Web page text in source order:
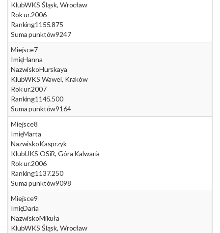
KlubWKS Śląsk, Wrocław
Rok ur.2006
Ranking1155.875
Suma punktów9247
Miejsce7
ImięHanna
NazwiskoHurskaya
KlubWKS Wawel, Kraków
Rok ur.2007
Ranking1145.500
Suma punktów9164
Miejsce8
ImięMarta
NazwiskoKasprzyk
KlubUKS OSiR, Góra Kalwaria
Rok ur.2006
Ranking1137.250
Suma punktów9098
Miejsce9
ImięDaria
NazwiskoMikuła
KlubWKS Śląsk, Wrocław